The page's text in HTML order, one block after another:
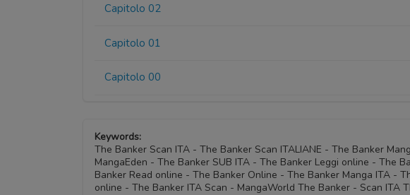
Capitolo 02
Capitolo 01
Capitolo 00
Keywords:
The Banker Scan ITA - The Banker Scan ITALIANE - The Banker
MangaEden - The Banker SUB ITA - The Banker Leggi online - The
Banker Read online - The Banker Online - The Banker Manga ITA -
online - The Banker ITA Scan - MangaWorld The Banker - Scan ITA